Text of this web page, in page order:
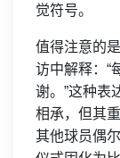
觉符号。
值得注意的
访中解释：“
谢。”这种表
相承，但其
其他球员偶